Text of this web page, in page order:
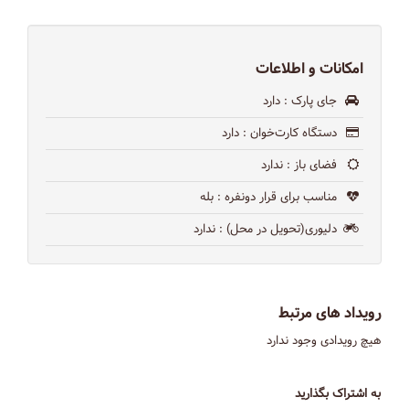
امکانات و اطلاعات
جای پارک : دارد
دستگاه کارت‌خوان : دارد
فضای باز : ندارد
مناسب برای قرار دونفره : بله
دلیوری(تحویل در محل) : ندارد
رویداد های مرتبط
هیچ رویدادی وجود ندارد
به اشتراک بگذارید